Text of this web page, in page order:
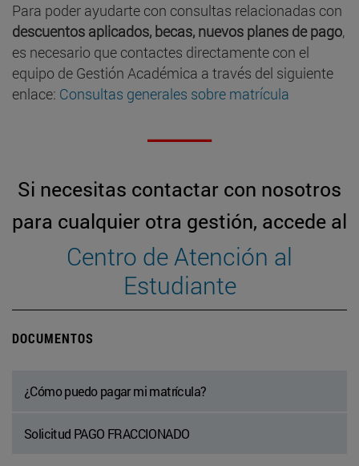
Para poder ayudarte con consultas relacionadas con
descuentos aplicados, becas, nuevos planes de pago,
es necesario que contactes directamente con el
equipo de Gestión Académica a través del siguiente
enlace: Consultas generales sobre matrícula
Si necesitas contactar con nosotros
para cualquier otra gestión, accede al
Centro de Atención al
Estudiante
DOCUMENTOS
¿Cómo puedo pagar mi matrícula?
Solicitud PAGO FRACCIONADO